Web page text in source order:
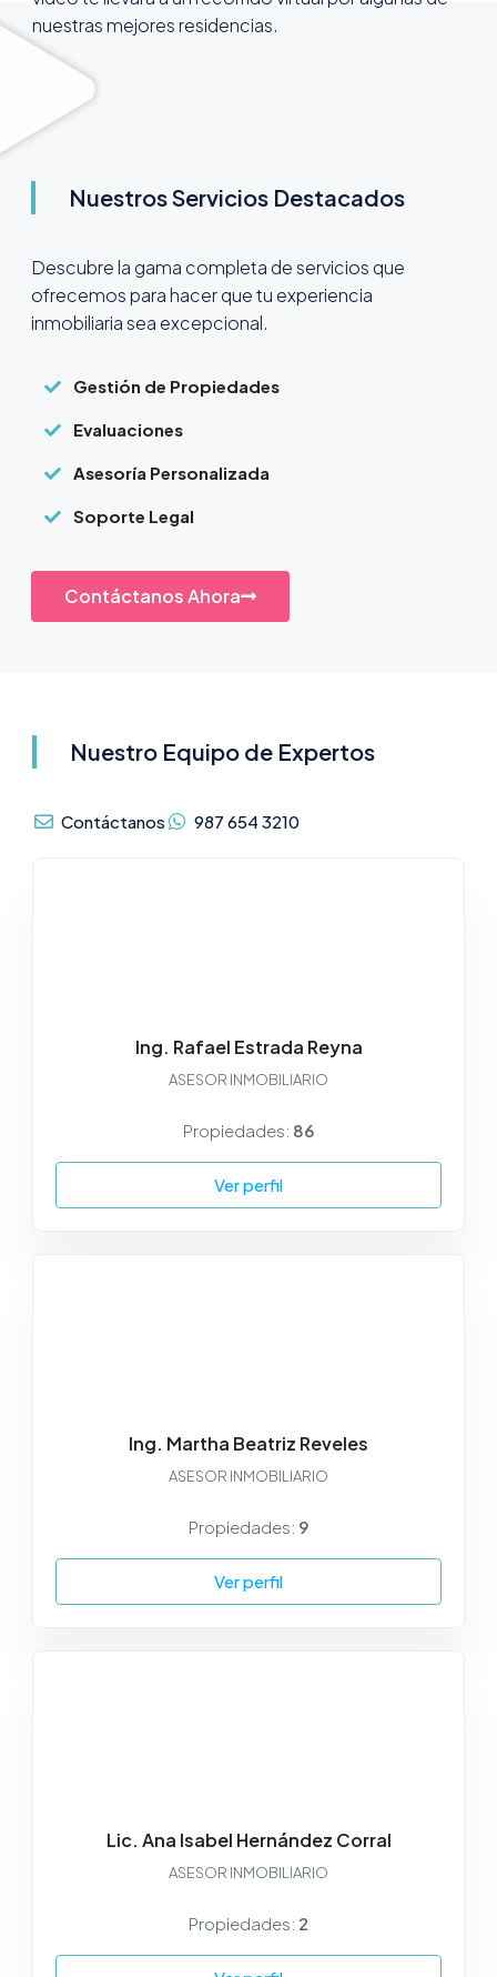
nuestras mejores residencias.
Nuestros Servicios Destacados
Descubre la gama completa de servicios que
ofrecemos para hacer que tu experiencia
inmobiliaria sea excepcional.
Gestión de Propiedades
Evaluaciones
Asesoría Personalizada
Soporte Legal
Contáctanos Ahora
Nuestro Equipo de Expertos
Contáctanos 987 654 3210
Ing. Rafael Estrada Reyna
ASESOR INMOBILIARIO
Propiedades: 86
Ver perfil
Ing. Martha Beatriz Reveles
ASESOR INMOBILIARIO
Propiedades: 9
Ver perfil
Lic. Ana Isabel Hernández Corral
ASESOR INMOBILIARIO
Propiedades: 2